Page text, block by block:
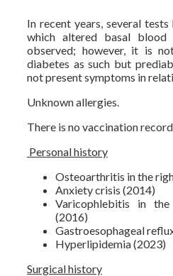
In recent years, several
which altered basal blood
observed; however, it is
diabetes as such but
not present symptoms in
Unknown allergies.
There is no vaccination
Personal history
Osteoarthritis in the
Anxiety crisis (2014)
Varicophlebitis in
(2016)
Gastroesophageal
Hyperlipidemia (2023)
Surgical history